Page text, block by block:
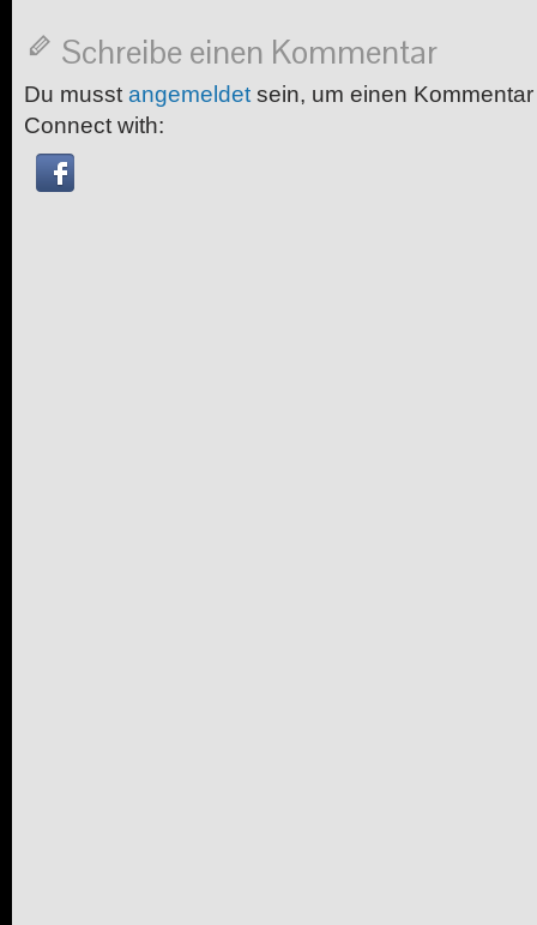
Schreibe einen Kommentar
Du musst angemeldet sein, um einen
Connect with: